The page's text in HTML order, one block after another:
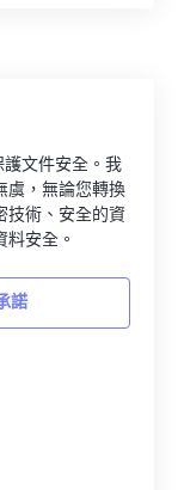
文件安全。我
虞，無論您轉換
技術、安全的資
安全。
諾